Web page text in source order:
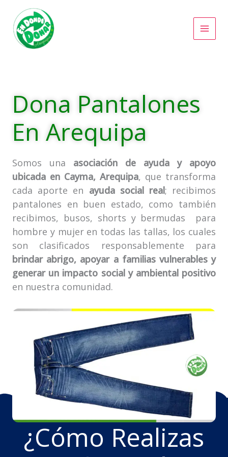
contenido
Dona Pantalones
En Arequipa
Somos una asociación de ayuda y apoyo
ubicada en Cayma, Arequipa, que transforma
cada aporte en ayuda social real; recibimos
pantalones en buen estado, como también
recibimos, busos, shorts y bermudas para
hombre y mujer en todas las tallas, los cuales
son clasificados responsablemente para
brindar abrigo, apoyar a familias vulnerables y
generar un impacto social y ambiental positivo
en nuestra comunidad.
¿Cómo Realizas